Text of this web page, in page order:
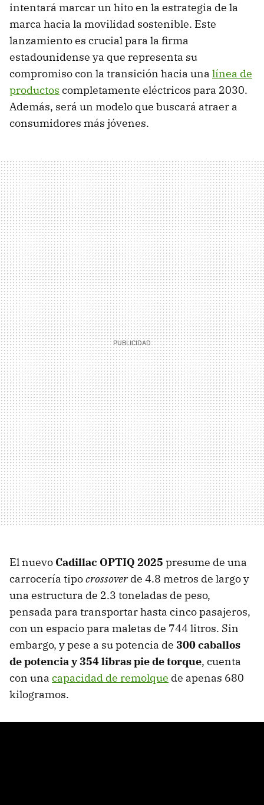
intentará marcar un hito en la estrategia de la
marca hacia la movilidad sostenible. Este
lanzamiento es crucial para la firma
estadounidense ya que representa su
compromiso con la transición hacia una línea de
productos completamente eléctricos para 2030.
Además, será un modelo que buscará atraer a
consumidores más jóvenes.
El nuevo Cadillac OPTIQ 2025 presume de una
carrocería tipocrossoverde 4.8 metros de largo y
una estructura de 2.3 toneladas de peso,
pensada para transportar hasta cinco pasajeros,
con un espacio para maletas de 744 litros. Sin
embargo, y pese a su potencia de 300 caballos
de potencia y 354 libras pie de torque, cuenta
con una capacidad de remolque de apenas 680
kilogramos.